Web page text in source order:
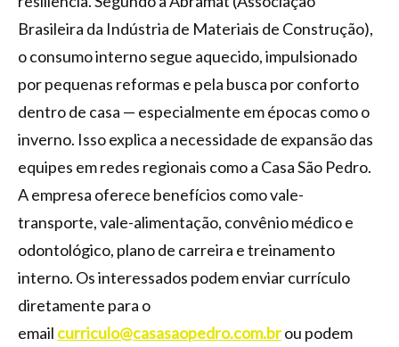
Brasileira da Indústria de Materiais de Construção),
o consumo interno segue aquecido, impulsionado
por pequenas reformas e pela busca por conforto
dentro de casa — especialmente em épocas como o
inverno. Isso explica a necessidade de expansão das
equipes em redes regionais como a Casa São Pedro.
A empresa oferece benefícios como vale-
transporte, vale-alimentação, convênio médico e
odontológico, plano de carreira e treinamento
interno. Os interessados podem enviar currículo
diretamente para o
email curriculo@casasaopedro.com.brou podem